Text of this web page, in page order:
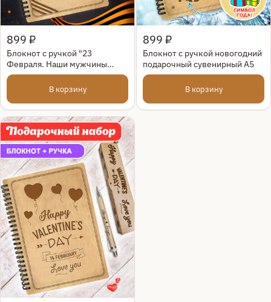
Быстрый просмотр
899 ₽
Блокнот с ручкой "23
Февраля. Наши мужчины
самые лучшие"
В корзину
Быстрый просмотр
899 ₽
Блокнот с ручкой новогодний
подарочный сувенирный А5
В корзину